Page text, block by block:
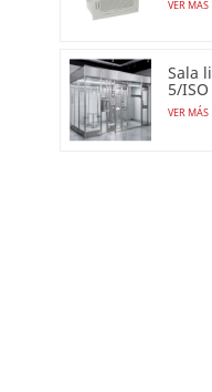
VER MÁS
Sala
5/
VER MÁS